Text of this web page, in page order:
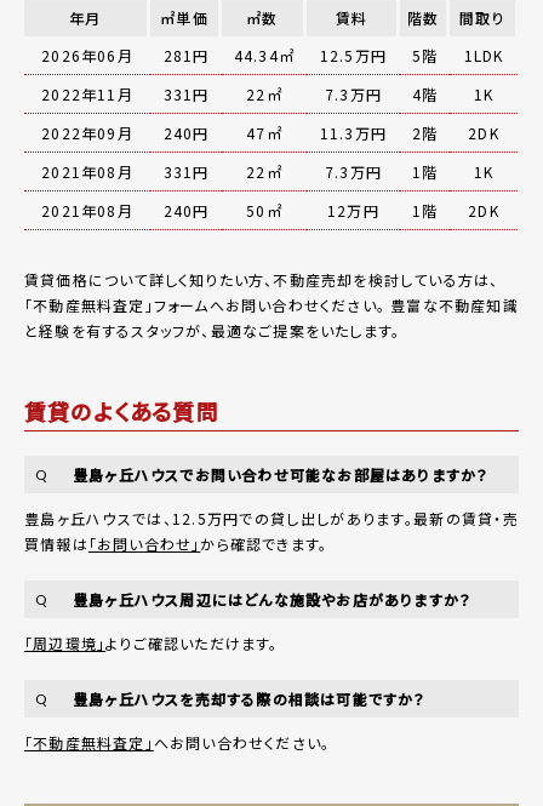
年月 ㎡単価 ㎡数 賃料 階数
間取り
2026年06月
281円 44.34㎡ 12.5万円 5階
1LDK
2022年11月
331円 22㎡ 7.3万円 4階
1K
2022年09月
240円 47㎡ 11.3万円 2階
2DK
2021年08月
331円 22㎡ 7.3万円 1階
1K
2021年08月
240円 50㎡ 12万円 1階 2DK
賃貸価格について詳しく知りたい方、不動産売却を検討している方は、
「不動産無料査定 」フォームへお問い合わせください。 豊富な不動産知識
と経験を有するスタッフが、最適なご提案をいたします。
賃貸のよくある質問
Q 豊島ヶ丘ハウスでお問い合わせ可能なお部屋はありますか？
豊島ヶ丘ハウスでは、12.5万円での貸し出しがあります。最新の賃貸・売
買情報は「お問い合わせ」 から確認できます。
Q 豊島ヶ丘ハウス周辺にはどんな施設やお店がありますか？
「周辺環境」よりご確認いただけます。
Q 豊島ヶ丘ハウスを売却する際の相談は可能ですか？
「不動産無料査定」へお問い合わせください。